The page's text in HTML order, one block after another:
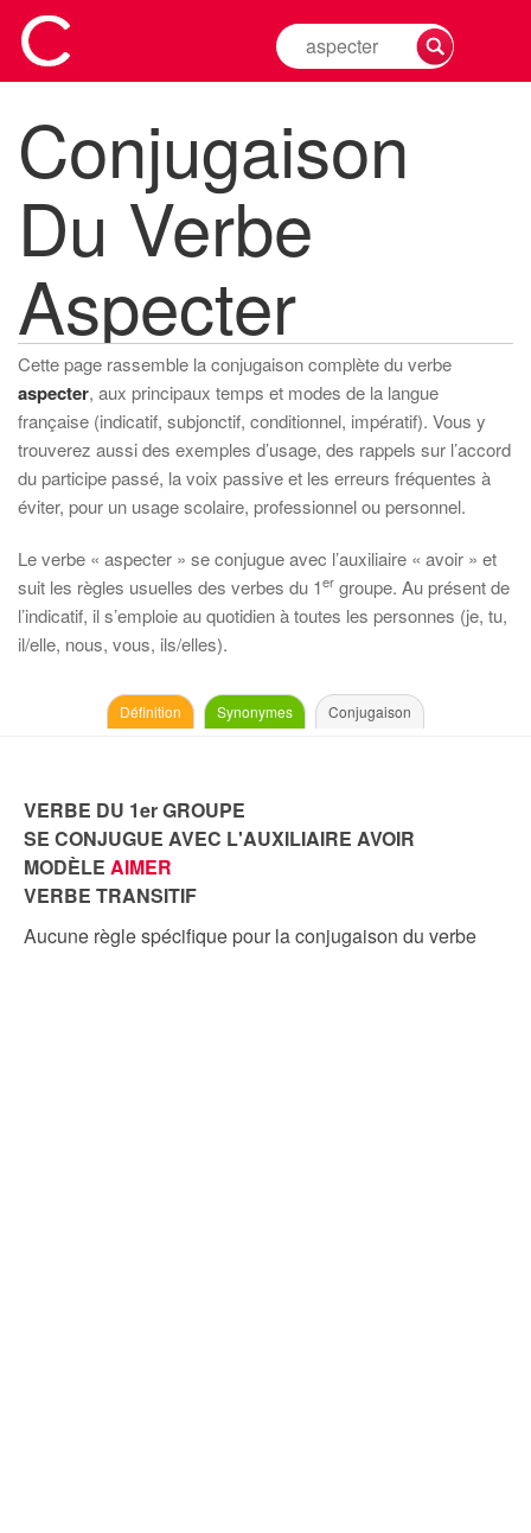
Rechercher
la
d'un
verbe
Conjugaison
Du Verbe
Aspecter
Cette page rassemble la conjugaison complète du verbe
aspecter, aux principaux temps et modes de la langue
française (indicatif, subjonctif, conditionnel, impératif). Vous y
trouverez aussi des exemples d’usage, des rappels sur l’accord
du participe passé, la voix passive et les erreurs fréquentes à
éviter, pour un usage scolaire, professionnel ou personnel.
Le verbe « aspecter » se conjugue avec l’auxiliaire « avoir » et
suit les règles usuelles des verbes du 1er groupe. Au présent de
l’indicatif, il s’emploie au quotidien à toutes les personnes (je, tu,
il/elle, nous, vous, ils/elles).
Définition Synonymes Conjugaison
VERBE DU 1er GROUPE
SE CONJUGUE AVEC L'AUXILIAIRE AVOIR
MODÈLE AIMER
VERBE TRANSITIF
Aucune règle spécifique pour la conjugaison du verbe